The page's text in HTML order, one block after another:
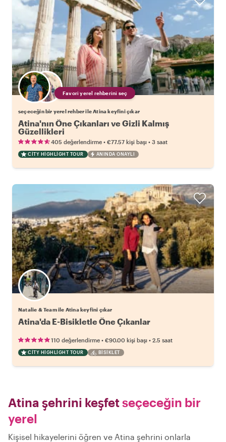
Favori yerel rehberini seç
seçeceğin bir yerel rehber ile Atina keyfini çıkar
Atina'nın Öne Çıkanları ve Gizli Kalmış
Güzellikleri
405 değerlendirme • €77.57 kişi başı • 3 saat
CITY HIGHLIGHT TOUR ANINDA ONAYLI
Natalie & Team ile Atina keyfini çıkar
Atina'da E-Bisikletle Öne Çıkanlar
110 değerlendirme • €90.00 kişi başı • 2.5 saat
CITY HIGHLIGHT TOUR BISIKLET
Atina şehrini keşfetseçeceğin bir
yerel
Kişisel hikayelerini öğren ve Atina şehrini onlarla